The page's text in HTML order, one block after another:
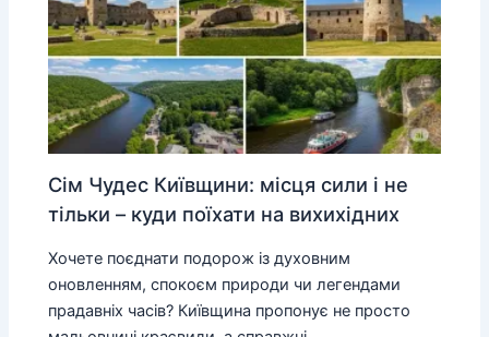
Сім Чудес Київщини: місця сили і не
тільки – куди поїхати на вихихідних
Хочете поєднати подорож із духовним
оновленням, спокоєм природи чи легендами
прадавніх часів? Київщина пропонує не просто